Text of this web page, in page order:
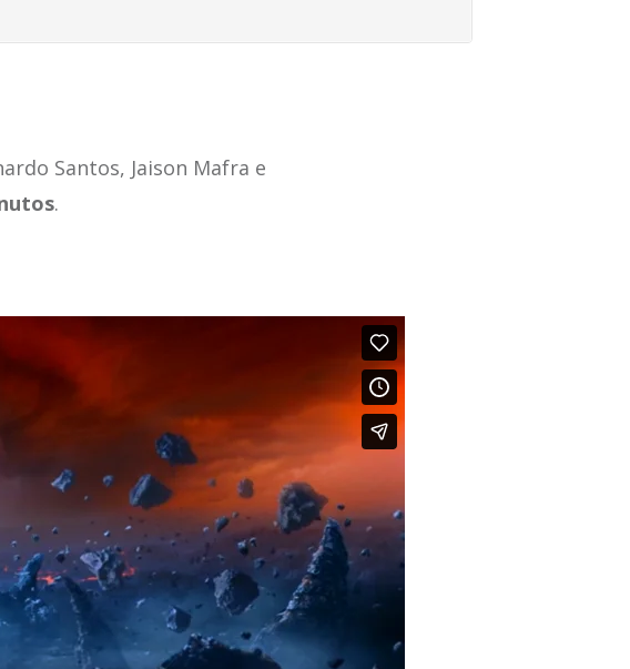
Santos, Jaison Mafra e
.